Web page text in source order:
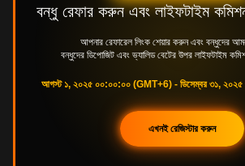
বন্ধু রেফার করুন এবং লাইফটাইম
আপনার রেফারেল লিংক শেয়ার করুন এবং বন্ধুদের
বন্ধুদের ডিপোজিট এবং ভ্যালিড বেটের উপর লাইফটাইম
আগস্ট ১, ২০২৫ ০০:০০:০০ (GMT+6) - ডিসেম্বর ৩১,
এখনই রেজিস্টার করুন